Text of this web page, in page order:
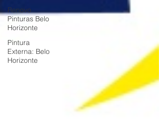
Renovo
Pinturas Belo
Horizonte
Pintura
Externa: Belo
Horizonte